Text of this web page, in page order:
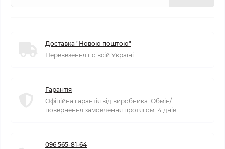
Доставка "Новою поштою"
Перевезення по всій Україні
Гарантія
Офіційна гарантія від виробника. Обмін/
повернення замовлення протягом 14 днів
096 565-81-64